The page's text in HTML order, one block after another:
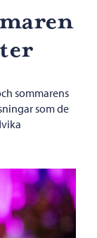
sommarens
som de